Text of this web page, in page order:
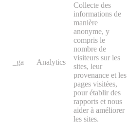
_ga Analytics
Collecte des
informations de
manière
anonyme, y
compris le
nombre de
visiteurs sur les
sites, leur
provenance et les
pages visitées,
pour établir des
rapports et nous
aider à améliorer
les sites.